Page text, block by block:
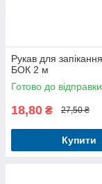
Рукав для
БОК 2 м
Готово до відправки
18,80 ₴ 27,50 ₴
Купити